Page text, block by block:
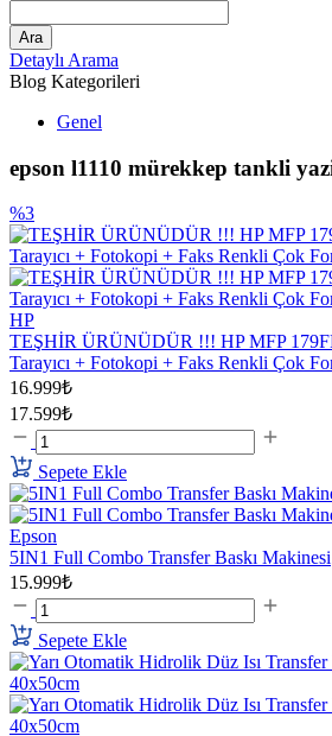
Ara
Detaylı Arama
Blog Kategorileri
Genel
epson l1110 mürekkep tankli
%3
HP
TEŞHİR ÜRÜNÜDÜR !!! HP MFP
Tarayıcı + Fotokopi + Faks Renkli Çok
16.999₺
17.599₺
Sepete Ekle
Epson
5IN1 Full Combo Transfer Baskı Makinesi
15.999₺
Sepete Ekle